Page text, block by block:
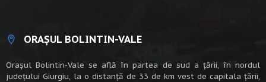
ORAȘUL BOLINTIN-VALE
Oraşul Bolintin-Vale se află în partea de sud a ţării, în nordul
judeţului Giurgiu, la o distanţă de 33 de km vest de capitala țării,